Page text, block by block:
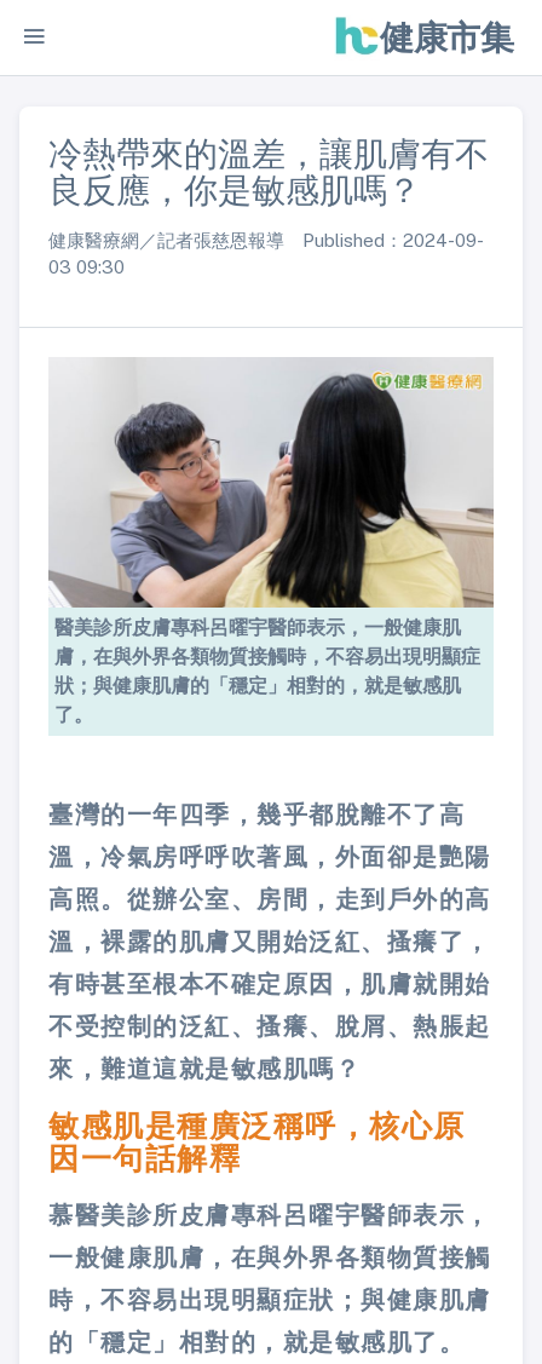
健康市集
冷熱帶來的溫差，讓肌膚有不
良反應，你是敏感肌嗎？
健康醫療網／記者張慈恩報導 Published：2024-09-
03 09:30
醫美診所皮膚專科呂曜宇醫師表示，一般健康肌
膚，在與外界各類物質接觸時，不容易出現明顯症
狀；與健康肌膚的「穩定」相對的，就是敏感肌
了。
臺灣的一年四季，幾乎都脫離不了高
溫，冷氣房呼呼吹著風，外面卻是艷陽
高照。從辦公室、房間，走到戶外的高
溫，裸露的肌膚又開始泛紅、搔癢了，
有時甚至根本不確定原因，肌膚就開始
不受控制的泛紅、搔癢、脫屑、熱脹起
來，難道這就是敏感肌嗎？
敏感肌是種廣泛稱呼，核心原
因一句話解釋
慕醫美診所皮膚專科呂曜宇醫師表示，
一般健康肌膚，在與外界各類物質接觸
時，不容易出現明顯症狀；與健康肌膚
的「穩定」相對的，就是敏感肌了。